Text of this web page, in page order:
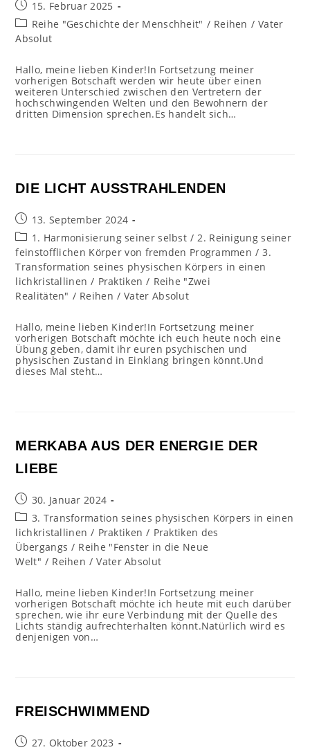
Beitrag
veröffentlicht:
15. Februar 2025
Beitrags-
Kategorie:
Reihe "Geschichte der Menschheit" / Reihen / Vater
Absolut
Hallo, meine lieben Kinder!In Fortsetzung meiner
vorherigen Botschaft werden wir heute über einen
weiteren Unterschied zwischen den Vertretern der
hochschwingenden Welten und den Bewohnern der
dritten Dimension sprechen.Es handelt sich…
DIE LICHT AUSSTRAHLENDEN
Beitrag
veröffentlicht:
13. September 2024
Beitrags-
Kategorie:
1. Harmonisierung seiner selbst / 2. Reinigung seiner
feinstofflichen Körper von fremden Programmen / 3.
Transformation seines physischen Körpers in einen
lichkristallinen / Praktiken / Reihe "Zwei
Realitäten" / Reihen / Vater Absolut
Hallo, meine lieben Kinder!In Fortsetzung meiner
vorherigen Botschaft möchte ich euch heute noch eine
Übung geben, damit ihr euren psychischen und
physischen Zustand in Einklang bringen könnt.Und
dieses Mal steht…
MERKABA AUS DER ENERGIE DER
LIEBE
Beitrag
veröffentlicht:
30. Januar 2024
Beitrags-
Kategorie:
3. Transformation seines physischen Körpers in einen
lichkristallinen / Praktiken / Praktiken des
Übergangs / Reihe "Fenster in die Neue
Welt" / Reihen / Vater Absolut
Hallo, meine lieben Kinder!In Fortsetzung meiner
vorherigen Botschaft möchte ich heute mit euch darüber
sprechen, wie ihr eure Verbindung mit der Quelle des
Lichts ständig aufrechterhalten könnt.Natürlich wird es
denjenigen von…
FREISCHWIMMEND
Beitrag27. Oktober 2023